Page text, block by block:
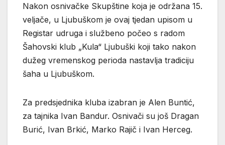
Nakon osnivačke Skupštine koja je održana 15.
veljače, u Ljubuškom je ovaj tjedan upisom u
Registar udruga i službeno počeo s radom
Šahovski klub „Kula“ Ljubuški koji tako nakon
dužeg vremenskog perioda nastavlja tradiciju
šaha u Ljubuškom.
Za predsjednika kluba izabran je Alen Buntić,
za tajnika Ivan Bandur. Osnivači su još Dragan
Burić, Ivan Brkić, Marko Rajič i Ivan Herceg.